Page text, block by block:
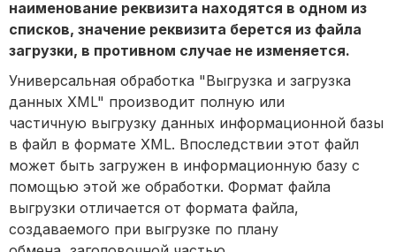
наименование реквизита находятся в одном из
списков, значение реквизита берется из файла
загрузки, в противном случае не изменяется.
Универсальная обработка "Выгрузка и загрузка
данных XML" производит полную или
частичную выгрузку данных информационной базы
в файл в формате XML. Впоследствии этот файл
может быть загружен в информационную базу с
помощью этой же обработки. Формат файла
выгрузки отличается от формата файла,
создаваемого при выгрузке по плану